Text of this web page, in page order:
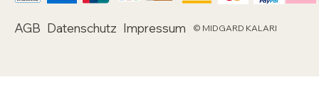
AGB Datenschutz Impressum © MIDGARD KALARI